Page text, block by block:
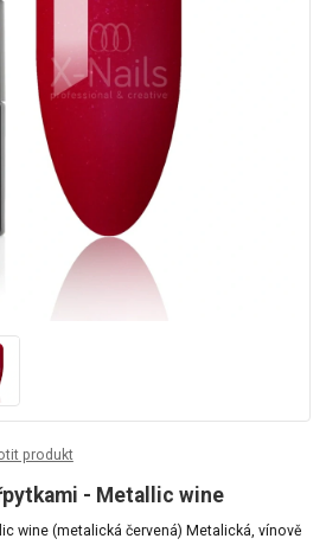
produkt
- Metallic wine
wine (metalická červená) Metalická, vínově